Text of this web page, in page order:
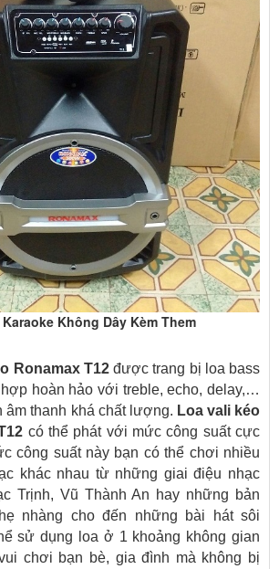
Không Dây Kèm Them
Ronamax T12được trang bị loa bass
hoàn hảo với treble, echo, delay,…
âm thanh khá chất lượng. Loa vali kéo
có thể phát với mức công suất cực
công suất này bạn có thể chơi nhiều
khác nhau từ những giai điệu nhạc
Trịnh, Vũ Thành An hay những bản
nhàng cho đến những bài hát sôi
sử dụng loa ở 1 khoảng không gian
chơi bạn bè, gia đình mà không bị